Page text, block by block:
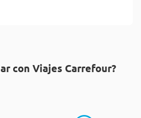
con Viajes Carrefour?